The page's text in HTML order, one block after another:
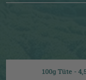
100g Tüte -